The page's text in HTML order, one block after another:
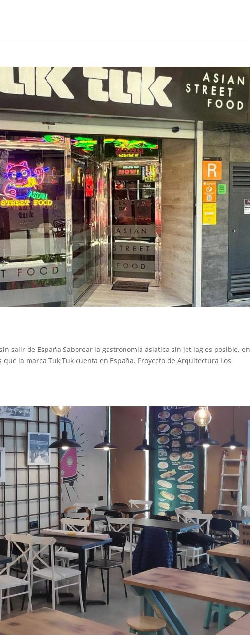
salir de España Saborear la gastronomía asiática sin jet lag es posible, en
la marca Tuk Tuk cuenta en España. Proyecto de Arquitectura Los